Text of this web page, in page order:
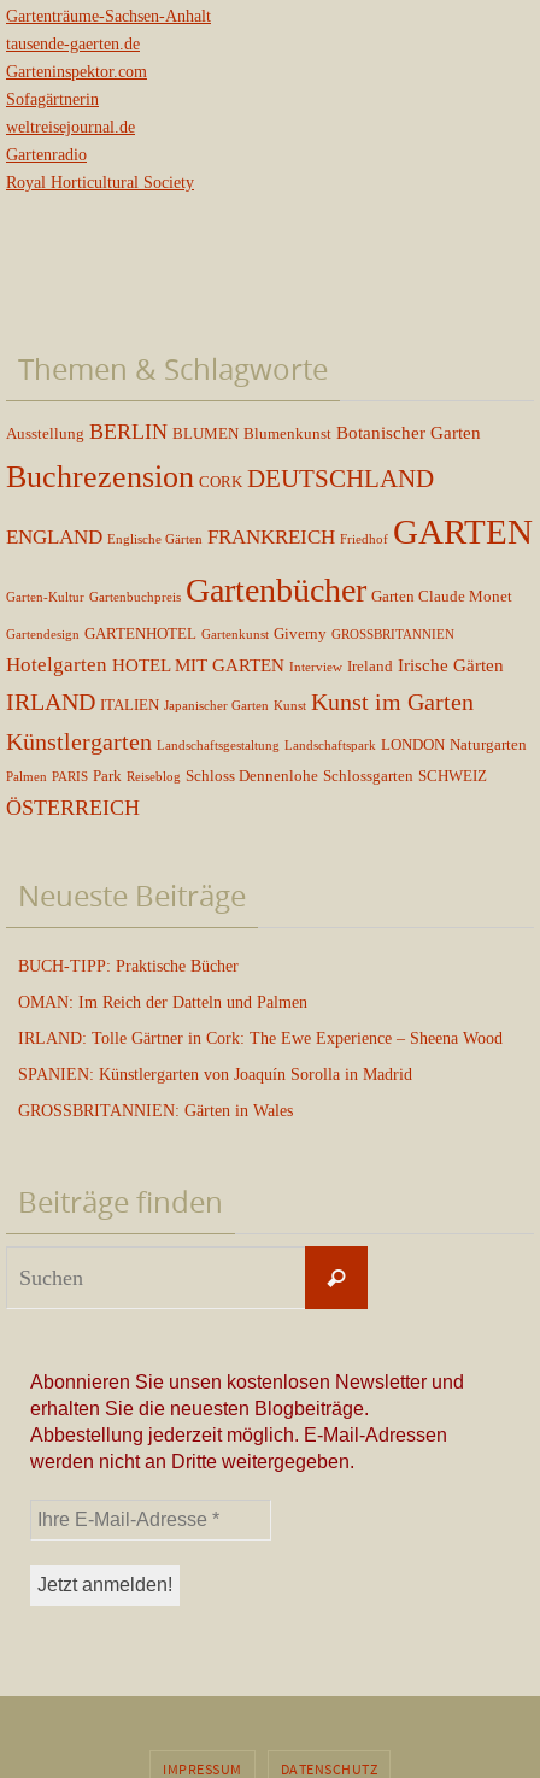
Gartenträume-Sachsen-Anhalt
tausende-gaerten.de
Garteninspektor.com
Sofagärtnerin
weltreisejournal.de
Gartenradio
Royal Horticultural Society
Themen & Schlagworte
Ausstellung BERLIN BLUMEN Blumenkunst Botanischer Garten
Buchrezension CORK DEUTSCHLAND
ENGLAND Englische Gärten FRANKREICH Friedhof GARTEN
Garten-Kultur Gartenbuchpreis Gartenbücher Garten Claude Monet
Gartendesign GARTENHOTEL Gartenkunst Giverny GROSSBRITANNIEN
Hotelgarten HOTEL MIT GARTEN Interview Ireland Irische Gärten
IRLAND ITALIEN Japanischer Garten Kunst Kunst im Garten
Künstlergarten Landschaftsgestaltung Landschaftspark LONDON Naturgarten
Palmen PARIS Park Reiseblog Schloss Dennenlohe Schlossgarten SCHWEIZ
ÖSTERREICH
Neueste Beiträge
BUCH-TIPP: Praktische Bücher
OMAN: Im Reich der Datteln und Palmen
IRLAND: Tolle Gärtner in Cork: The Ewe Experience – Sheena Wood
SPANIEN: Künstlergarten von Joaquín Sorolla in Madrid
GROSSBRITANNIEN: Gärten in Wales
Beiträge finden
Suchen
Abonnieren Sie unsen kostenlosen Newsletter und
erhalten Sie die neuesten Blogbeiträge.
Abbestellung jederzeit möglich. E-Mail-Adressen
werden nicht an Dritte weitergegeben.
IMPRESSUM DATENSCHUTZ